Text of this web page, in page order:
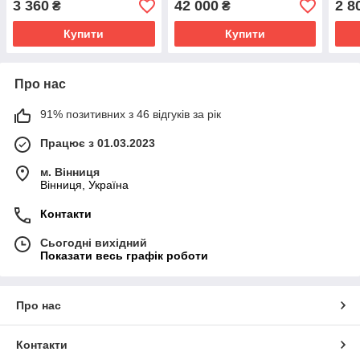
3 360 ₴
Купити
42 000₴
Купити
2
Про нас
91% позитивних з 46 відгуків за рік
Працює з 01.03.2023
м. Вінниця
Вінниця, Україна
Контакти
Сьогодні вихідний
Показати весь графік роботи
Про нас
Контакти